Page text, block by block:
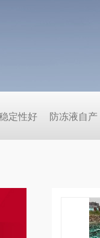
定性好 防冻液自产